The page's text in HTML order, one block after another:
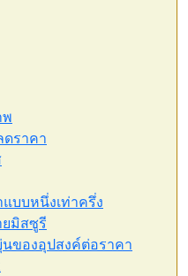
ดราคา
บบหนึ่งเท่าครึ่ง
มิสซูรี
ของอุปสงค์ต่อราคา